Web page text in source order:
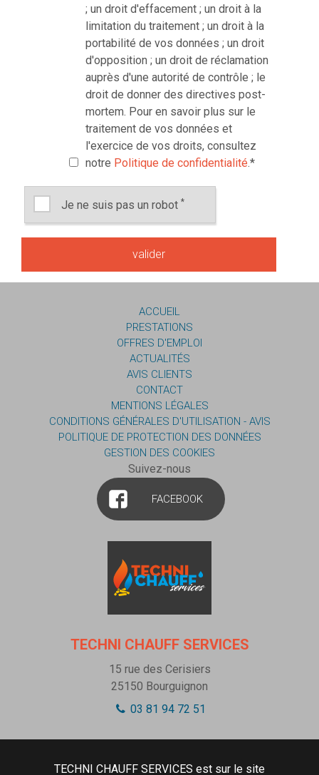
; un droit d'effacement ; un droit à la
limitation du traitement ; un droit à la
portabilité de vos données ; un droit
d'opposition ; un droit de réclamation
auprès d'une autorité de contrôle ; le
droit de donner des directives post-
mortem. Pour en savoir plus sur le
traitement de vos données et
l'exercice de vos droits, consultez
notre Politique de confidentialité.*
Je ne suis pas un robot *
ACCUEIL
PRESTATIONS
OFFRES D'EMPLOI
ACTUALITÉS
AVIS CLIENTS
CONTACT
MENTIONS LÉGALES
CONDITIONS GÉNÉRALES D'UTILISATION - AVIS
POLITIQUE DE PROTECTION DES DONNÉES
GESTION DES COOKIES
Suivez-nous
FACEBOOK
TECHNI CHAUFF SERVICES
15 rue des Cerisiers
25150 Bourguignon
03 81 94 72 51
TECHNI CHAUFF SERVICES est sur le site